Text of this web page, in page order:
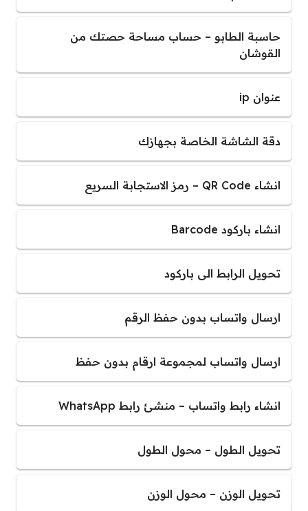
حاسبة الطابو – حساب مساحة حصتك من
القوشان
عنوان ip
دقة الشاشة الخاصة بجهازك
انشاء QR Code – رمز الاستجابة السريع
انشاء باركود Barcode
تحويل الرابط الى باركود
ارسال واتساب بدون حفظ الرقم
ارسال واتساب لمجموعة ارقام بدون حفظ
انشاء رابط واتساب – منشئ رابط WhatsApp
تحويل الطول – محول الطول
تحويل الوزن – محول الوزن